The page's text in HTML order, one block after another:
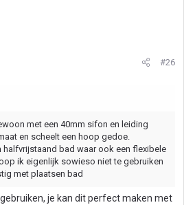
#26
met een 40mm sifon en leiding
en scheelt een hoop gedoe.
halfvrijstaand bad waar ook een flexibele
ik eigenlijk sowieso niet te gebruiken
met plaatsen bad
je kan dit perfect maken met